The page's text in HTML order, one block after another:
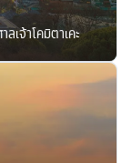
เจ้าโคมิตาเคะ